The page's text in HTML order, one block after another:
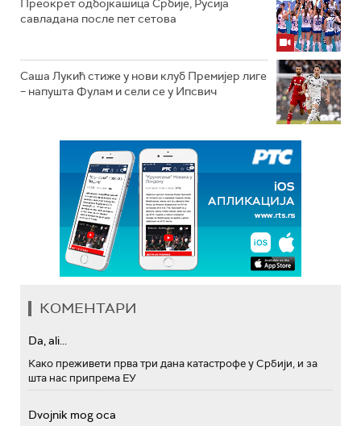
Преокрет одбојкашица Србије, Русија
савладана после пет сетова
Саша Лукић стиже у нови клуб Премијер лиге
– напушта Фулам и сели се у Ипсвич
КОМЕНТАРИ
Da, ali...
Како преживети прва три дана катастрофе у Србији, и за
шта нас припрема ЕУ
Dvojnik mog oca